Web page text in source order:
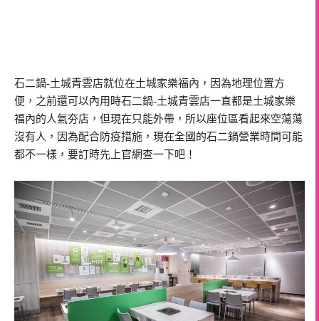
石二鍋-土城青雲店就位在土城家樂福內，因為地理位置方
便，之前還可以內用時石二鍋-土城青雲店一直都是土城家樂
福內的人氣夯店，但現在只能外帶，所以座位區看起來空蕩蕩
沒有人，因為配合防疫措施，現在全國的石二鍋營業時間可能
都不一樣，要訂時先上官網查一下吧！